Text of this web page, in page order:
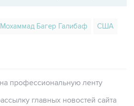
Мохаммад Багер Галибаф США
профессиональную ленту
главных новостей сайта